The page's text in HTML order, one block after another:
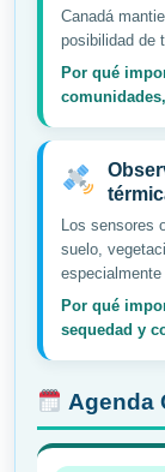
Canadá
posibilidad de
Por qué
Los sensores
suelo,
Por qué
sequedad y
Agenda